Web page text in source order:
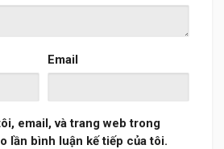
Email
email, và trang web trong
lần bình luận kế tiếp của tôi.